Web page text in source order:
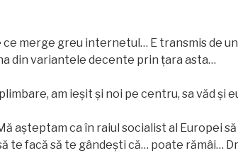
ce merge greu internetul… E transmis de
din variantele decente prin țara asta…
am ieșit și noi pe centru, sa văd și
așteptam ca în raiul socialist al Europei
te facă să te gândești că… poate rămâi…